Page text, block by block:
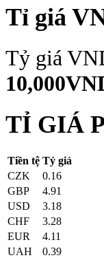
Tỉ giá
Tỷ giá
TỈ GIÁ
Tiền tệ Tỷ giá
CZK
0.16
GBP
4.91
USD
3.18
CHF
3.28
EUR
4.11
UAH
0.39